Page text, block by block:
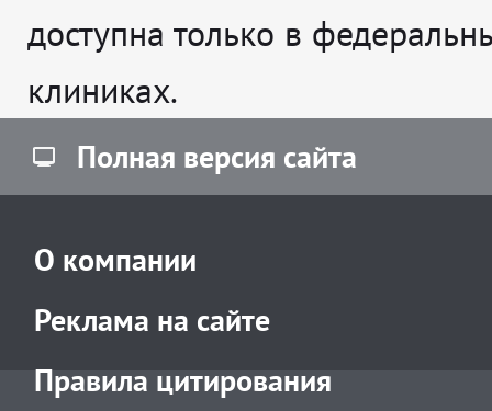
доступна только в
клиниках.
Полная версия сайта
О компании
Реклама на сайте
Правила цитирования